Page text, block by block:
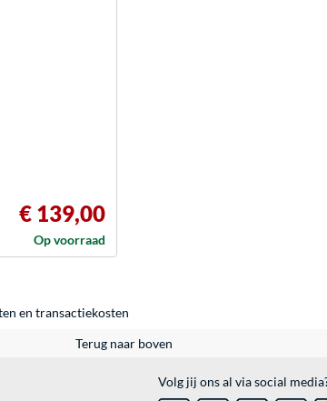
€ 139,00
Op voorraad
en transactiekosten
Terug naar boven
Volg jij ons al via social